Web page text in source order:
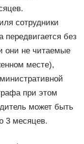
сотрудники
без
они не читаемые
месте),
при этом
может быть
3 месяцев.